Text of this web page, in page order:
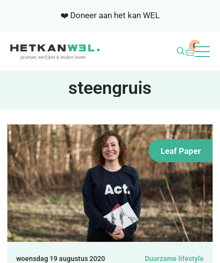
❤️ Doneer aan het kan WEL
SAMENWERKEN
NIEUWSBRIEF
OVER ONS
DONEREN
0
steengruis
Leaf Paper
woensdag 19 augustus 2020 Duurzame lifestyle